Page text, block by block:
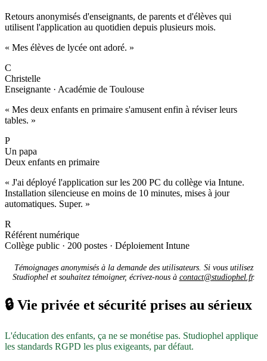
Retours anonymisés d'enseignants, de parents et d'élèves qui
utilisent l'application au quotidien depuis plusieurs mois.
« Mes élèves de lycée ont adoré. »
C
Christelle
Enseignante · Académie de Toulouse
« Mes deux enfants en primaire s'amusent enfin à réviser leurs
tables. »
P
Un papa
Deux enfants en primaire
« J'ai déployé l'application sur les 200 PC du collège via Intune.
Installation silencieuse en moins de 10 minutes, mises à jour
automatiques. Super. »
R
Référent numérique
Collège public · 200 postes · Déploiement Intune
Témoignages anonymisés à la demande des utilisateurs. Si vous utilisez
Studiophel et souhaitez témoigner, écrivez-nous à contact@studiophel.fr.
🔒 Vie privée et sécurité prises au sérieux
L'éducation des enfants, ça ne se monétise pas. Studiophel applique
les standards RGPD les plus exigeants, par défaut.